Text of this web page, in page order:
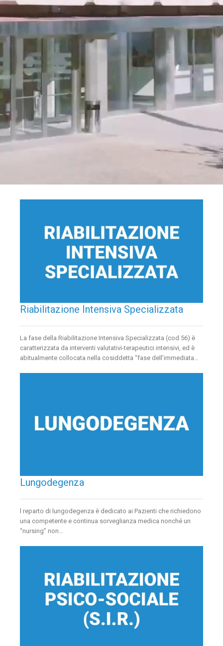
Riabilitazione Intensiva Specializzata
La fase della Riabilitazione Intensiva Specializzata (cod.56) è
caratterizzata da interventi valutativi-terapeutici intensivi, ed è
abitualmente collocata nella cosiddetta “fase dell’immediata…
Lungodegenza
l reparto di lungodegenza è dedicato ai Pazienti che richiedono
una competente e continua sorveglianza medica nonché un
“nursing” non…